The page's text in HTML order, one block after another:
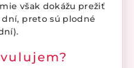
však dokážu prežiť
preto sú plodné